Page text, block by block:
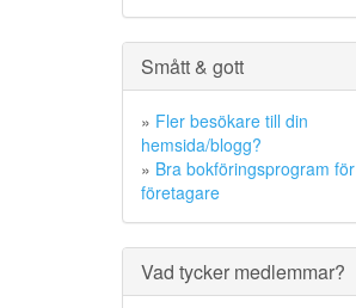
Smått & gott
» Fler besökare till din
hemsida/blogg?
» Bra bokföringsprogram för
företagare
Vad tycker medlemmar?